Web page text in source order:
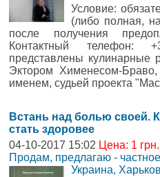
Условие:
(либо полная,
после получения
Контактный телефон:
представлены кулинарные
Эктором Хименесом-
именем, судьей проекта
Встань над болью своей.
стать здоровее
04-10-2017 15:02 Цена: 1
Продам, предлагаю -
Украина,